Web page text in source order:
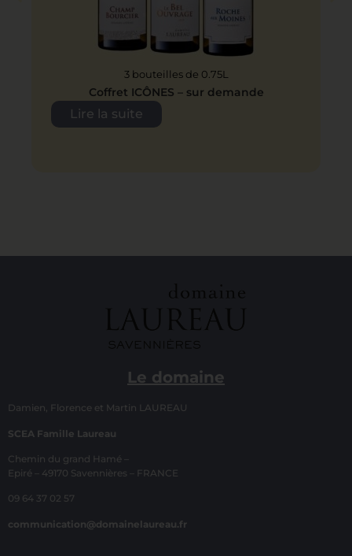
3 bouteilles de 0.75L
Coffret ICÔNES – sur demande
Lire la suite
Le domaine
Damien, Florence et Martin LAUREAU
SCEA Famille Laureau
Chemin du grand Hamé –
Epiré – 49170 Savennières – FRANCE
09 64 37 02 57
communication@domainelaureau.fr